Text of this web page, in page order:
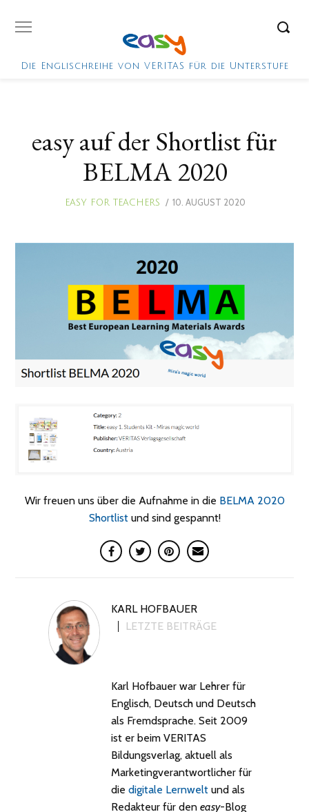
Die Englischreihe von VERITAS für die Unterstufe
easy auf der Shortlist für
BELMA 2020
EASY FOR TEACHERS
POSTED
10. AUGUST 2020
Wir freuen uns über die Aufnahme in die BELMA 2020
Shortlistund sind gespannt!
KARL HOFBAUER
LETZTE BEITRÄGE
Karl Hofbauer war Lehrer für
Englisch, Deutsch und Deutsch
als Fremdsprache. Seit 2009
ist er beim VERITAS
Bildungsverlag, aktuell als
Marketingverantwortlicher für
diedigitale Lernwelt und als
Redakteur für deneasy-Blog